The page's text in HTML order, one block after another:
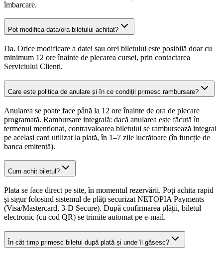
îmbarcare.
Pot modifica data/ora biletului achitat?
Da. Orice modificare a datei sau orei biletului este posibilă doar cu
minimum 12 ore înainte de plecarea cursei, prin contactarea
Serviciului Clienți.
Care este politica de anulare și în ce condiții primesc rambursare?
Anularea se poate face până la 12 ore înainte de ora de plecare
programată. Rambursare integrală: dacă anularea este făcută în
termenul menționat, contravaloarea biletului se rambursează integral
pe același card utilizat la plată, în 1–7 zile lucrătoare (în funcție de
banca emitentă).
Cum achit biletul?
Plata se face direct pe site, în momentul rezervării. Poți achita rapid
și sigur folosind sistemul de plăți securizat NETOPIA Payments
(Visa/Mastercard, 3-D Secure). După confirmarea plății, biletul
electronic (cu cod QR) se trimite automat pe e-mail.
În cât timp primesc biletul după plată și unde îl găsesc?